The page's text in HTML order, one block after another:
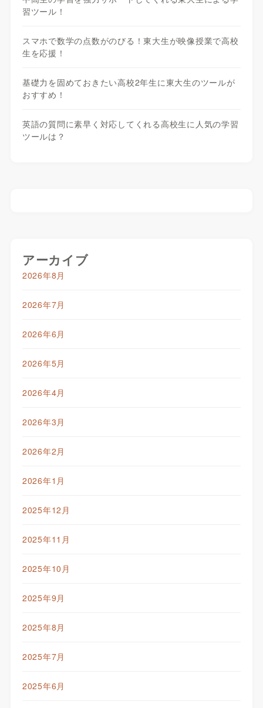
習ツール！
スマホで数学の点数がのびる！東大生が映像授業で高校
生を応援！
基礎力を固めておきたい高校2年生に東大生のツールが
おすすめ！
英語の質問に素早く対応してくれる高校生に人気の学習
ツールは？
アーカイブ
2026年8月
2026年7月
2026年6月
2026年5月
2026年4月
2026年3月
2026年2月
2026年1月
2025年12月
2025年11月
2025年10月
2025年9月
2025年8月
2025年7月
2025年6月